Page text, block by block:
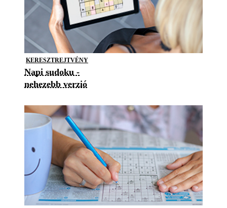
KERESZTREJTVÉNY
Napi sudoku -
nehezebb verzió